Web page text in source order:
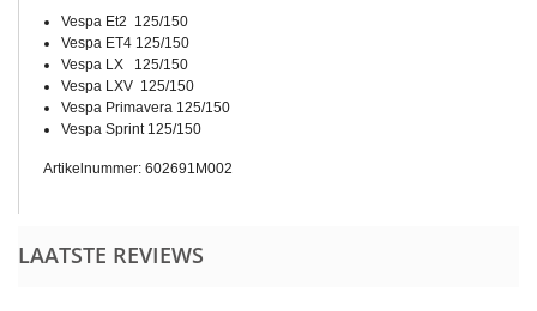
Vespa Et2 125/150
Vespa ET4 125/150
Vespa LX 125/150
Vespa LXV 125/150
Vespa Primavera 125/150
Vespa Sprint 125/150
Artikelnummer: 602691M002
LAATSTE REVIEWS